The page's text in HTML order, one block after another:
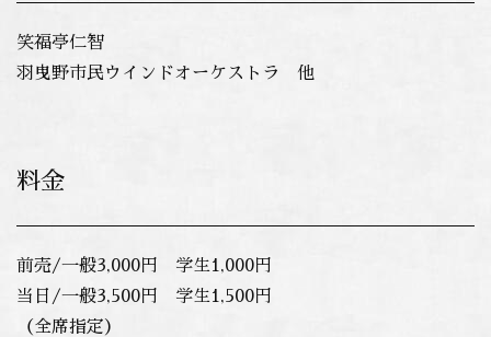
笑福亭仁智
羽曳野市民ウインドオーケストラ 他
料金
前売/一般3,000円 学生1,000円
当日/一般3,500円 学生1,500円
（全席指定）